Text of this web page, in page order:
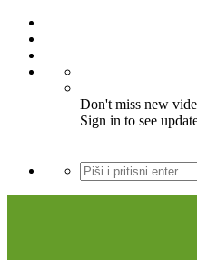
Don't miss new
Sign in to see